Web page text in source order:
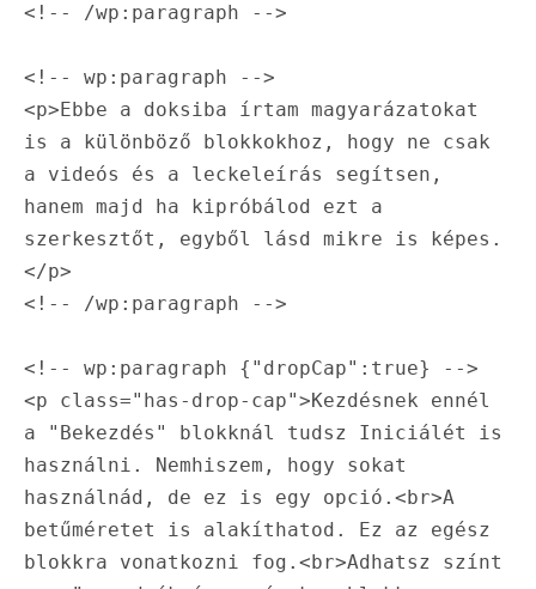
<!-- /wp:paragraph -->
<!-- wp:paragraph -->
<p>Ebbe a doksiba írtam magyarázatokat
is a különböző blokkokhoz, hogy ne csak
a videós és a leckeleírás segítsen,
hanem majd ha kipróbálod ezt a
szerkesztőt, egyből lásd mikre is képes.
</p>
<!-- /wp:paragraph -->
<!-- wp:paragraph {"dropCap":true} -->
<p class="has-drop-cap">Kezdésnek ennél
a "Bekezdés" blokknál tudsz Iniciálét is
használni. Nemhiszem, hogy sokat
használnád, de ez is egy opció.<br>A
betűméretet is alakíthatod. Ez az egész
blokkra vonatkozni fog.<br>Adhatsz színt